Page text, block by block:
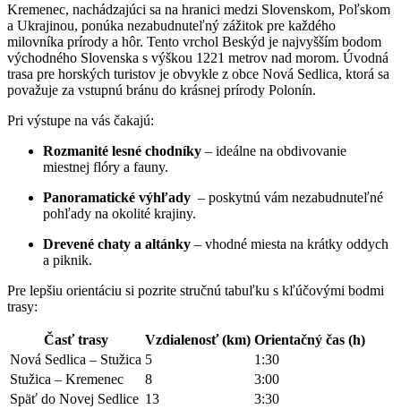
Kremenec, nachádzajúci ‌sa na hranici medzi Slovenskom, Poľskom
a Ukrajinou, ponúka nezabudnuteľný zážitok pre ⁣každého
milovníka prírody ​a hôr. Tento vrchol Beskýd je​ najvyšším bodom
východného‍ Slovenska s ⁣výškou 1221 metrov nad morom. Úvodná
trasa pre horských ⁣turistov je obvykle ⁣z obce Nová Sedlica, ktorá ⁣sa
považuje za vstupnú bránu do krásnej prírody‌ Polonín.
Pri výstupe na vás čakajú:
Rozmanité lesné chodníky – ideálne na ​obdivovanie
miestnej flóry a fauny.
Panoramatické výhľady ​ – ‌poskytnú​ vám nezabudnuteľné
pohľady na okolité krajiny.
Drevené chaty a altánky – vhodné miesta na krátky oddych
a piknik.
Pre⁢ lepšiu orientáciu si pozrite stručnú tabuľku s⁣ kľúčovými bodmi
trasy:
Časť trasy Vzdialenosť ​(km) Orientačný čas (h)
Nová Sedlica⁢ – ⁤Stužica 5
1:30
Stužica – Kremenec
8
3:00
Späť ⁤do Novej Sedlice 13 3:30